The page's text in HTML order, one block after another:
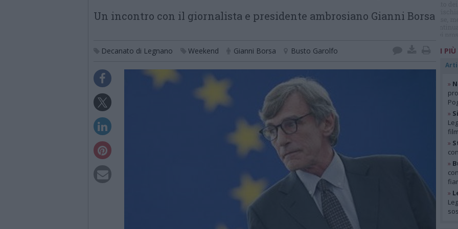
Un incontro con il giornalista e presidente ambrosiano Gianni Borsa
Decanato di Legnano Weekend Gianni Borsa Busto Garolfo I PIÙ
»
»
»
»
»